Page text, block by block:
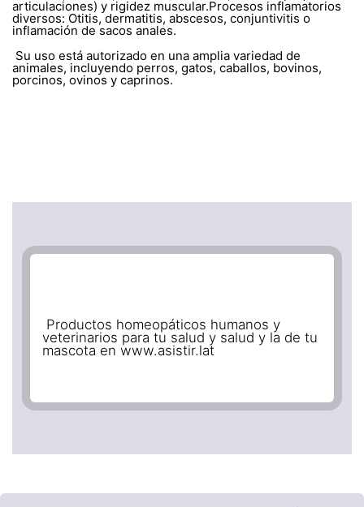
articulaciones) y rigidez muscular.Procesos inflamatorios
diversos: Otitis, dermatitis, abscesos, conjuntivitis o
inflamación de sacos anales.
Su uso está autorizado en una amplia variedad de
animales, incluyendo perros, gatos, caballos, bovinos,
porcinos, ovinos y caprinos.
Productos homeopáticos humanos y
veterinarios para tu salud y salud y la de tu
mascota en www.asistir.lat